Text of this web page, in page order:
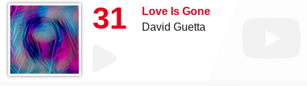
31
Love Is Gone
David Guetta